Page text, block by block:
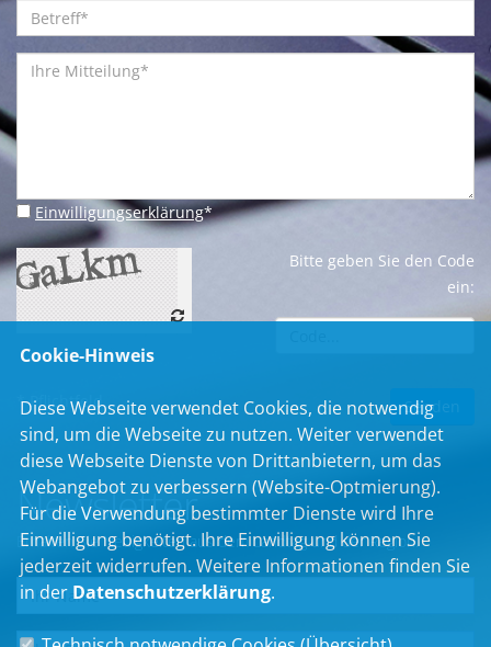
Einwilligungserklärung*
Bitte geben Sie den Code
ein:
* Pflichtfeld
Newsletter
Erhalten Sie Neuigkeiten aus dem Landtag und der Region.
Cookie-Hinweis
Diese Webseite verwendet Cookies, die notwendig
sind, um die Webseite zu nutzen. Weiter verwendet
diese Webseite Dienste von Drittanbietern, um das
Webangebot zu verbessern (Website-Optmierung).
Für die Verwendung bestimmter Dienste wird Ihre
Einwilligung benötigt. Ihre Einwilligung können Sie
jederzeit widerrufen. Weitere Informationen finden Sie
in der Datenschutzerklärung.